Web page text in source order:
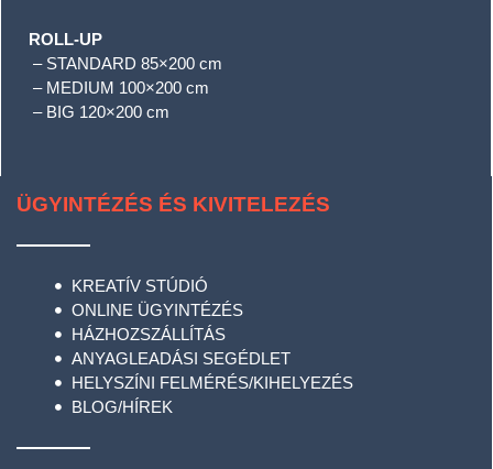
ROLL-UP
– STANDARD 85×200 cm
– MEDIUM 100×200 cm
– BIG 120×200 cm
ÜGYINTÉZÉS ÉS KIVITELEZÉS
KREATÍV STÚDIÓ
ONLINE ÜGYINTÉZÉS
HÁZHOZSZÁLLÍTÁS
ANYAGLEADÁSI SEGÉDLET
HELYSZÍNI FELMÉRÉS/KIHELYEZÉS
BLOG/HÍREK